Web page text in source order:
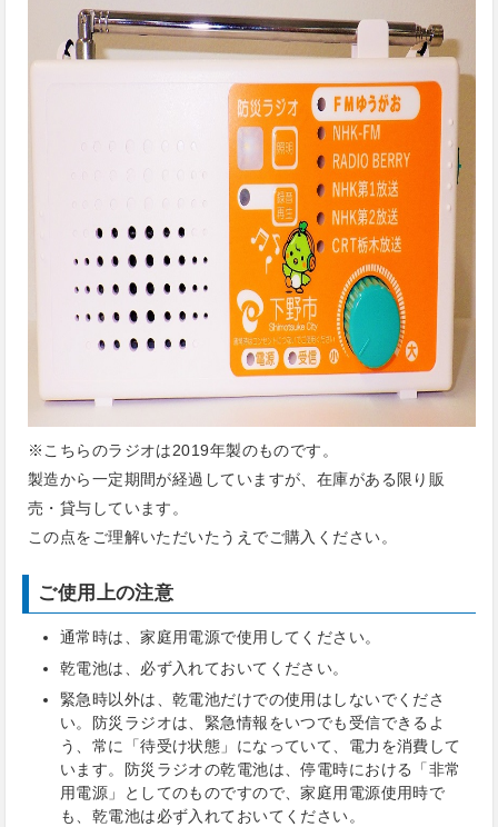
※こちらのラジオは2019年製のものです。
製造から一定期間が経過していますが、在庫がある限り販
売・貸与しています。
この点をご理解いただいたうえでご購入ください。
ご使用上の注意
通常時は、家庭用電源で使用してください。
乾電池は、必ず入れておいてください。
緊急時以外は、乾電池だけでの使用はしないでくださ
い。防災ラジオは、緊急情報をいつでも受信できるよ
う、常に「待受け状態」になっていて、電力を消費して
います。防災ラジオの乾電池は、停電時における「非常
用電源」としてのものですので、家庭用電源使用時で
も、乾電池は必ず入れておいてください。